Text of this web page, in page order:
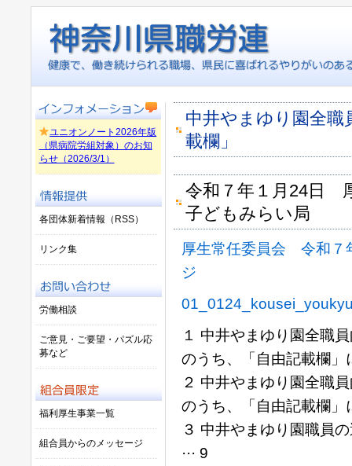
中井やまゆり園全職
載欄」
令和７年１月24日
子どもみらい局
厚生常任委員会 令和７
ジ
１ 中井やまゆり園全職
のうち、「自由記載欄」
２ 中井やまゆり園全職
のうち、「自由記載欄」
３ 中井やまゆり園職員
··· 9
ユニオンノート2026年版
（県病院労組対象）のお知
らせ（2026/3/1）
各団体新着情報（RSS）
リンク集
労働相談
ご意見・ご要望・パズル応
募など
福利厚生事業一覧
組合員からのメッセージ